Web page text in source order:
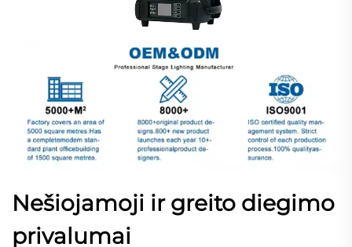
Nešiojamoji ir greito diegimo
privalumai